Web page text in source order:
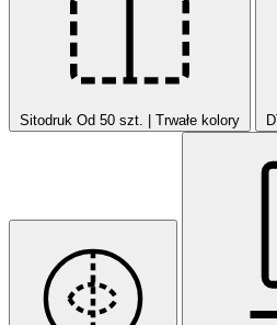
Sitodruk Od 50 szt. | Trwałe kolory